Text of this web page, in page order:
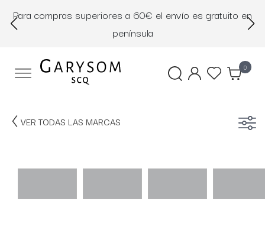
Para compras superiores a 60€ el envío es gratuito en
península
0
VER TODAS LAS MARCAS